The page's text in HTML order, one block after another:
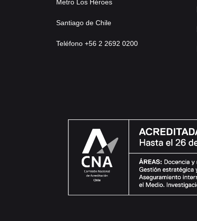
Metro Los Héroes
Santiago de Chile
Teléfono +56 2 2692 0200